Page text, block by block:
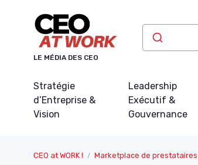
LE MÉDIA DES CEO
Stratégie
d’Entreprise &
Vision
Leadership
Exécutif &
Gouvernance
CEO at WORK ! Marketplace de prestataires